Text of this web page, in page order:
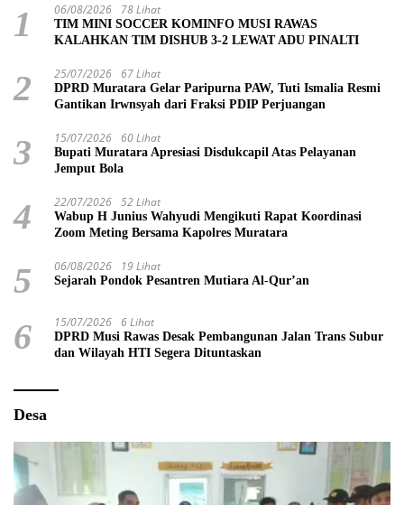
1 06/08/2026 78 Lihat
TIM MINI SOCCER KOMINFO MUSI RAWAS
KALAHKAN TIM DISHUB 3-2 LEWAT ADU PINALTI
2 25/07/2026 67 Lihat
DPRD Muratara Gelar Paripurna PAW, Tuti Ismalia Resmi
Gantikan Irwnsyah dari Fraksi PDIP Perjuangan
3 15/07/2026 60 Lihat
Bupati Muratara Apresiasi Disdukcapil Atas Pelayanan
Jemput Bola
4 22/07/2026 52 Lihat
Wabup H Junius Wahyudi Mengikuti Rapat Koordinasi
Zoom Meting Bersama Kapolres Muratara
5 06/08/2026 19 Lihat
Sejarah Pondok Pesantren Mutiara Al-Qur’an
6 15/07/2026 6 Lihat
DPRD Musi Rawas Desak Pembangunan Jalan Trans Subur
dan Wilayah HTI Segera Dituntaskan
Desa